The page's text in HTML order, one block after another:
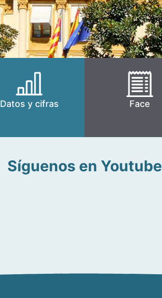
Datos y cifras Face
Síguenos en Youtube